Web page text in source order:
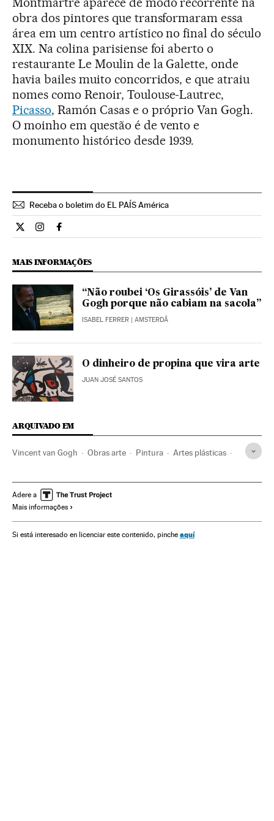
obra dos pintores que transformaram essa
área em um centro artístico no final do século
XIX. Na colina parisiense foi aberto o
restaurante Le Moulin de la Galette, onde
havia bailes muito concorridos, e que atraiu
nomes como Renoir, Toulouse-Lautrec,
Picasso, Ramón Casas e o próprio Van Gogh.
O moinho em questão é de vento e
monumento histórico desde 1939.
Receba o boletim do EL PAÍS América
Cultura El País Brasil en Twitter
Cultura El País Brasil en Instagram
Cultura El País Brasil en Facebook
MAIS INFORMAÇÕES
“Não roubei ‘Os Girassóis’ de Van
Gogh porque não cabiam na sacola”
ISABEL FERRER | AMSTERDÃ
O dinheiro de propina que vira arte
JUAN JOSÉ SANTOS
ARQUIVADO EM
Vincent van Gogh Obras arte Pintura Artes plásticas
Adere a
Mais informações
Si está interesado en licenciar este contenido, pinche aquí